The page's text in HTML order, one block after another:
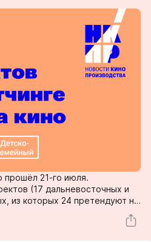
прошёл 21-го июля.
(17 дальневосточных и
из которых 24 претендуют на